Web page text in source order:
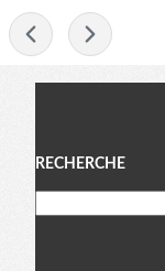
RECHERCHE